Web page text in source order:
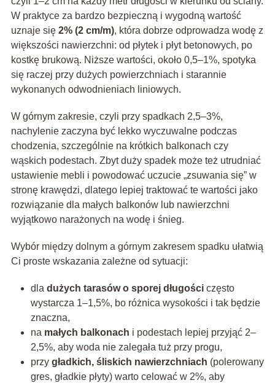
W praktyce za bardzo bezpieczną i wygodną wartość
uznaje się 2% (2 cm/m), która dobrze odprowadza wodę z
większości nawierzchni: od płytek i płyt betonowych, po
kostkę brukową. Niższe wartości, około 0,5–1%, spotyka
się raczej przy dużych powierzchniach i starannie
wykonanych odwodnieniach liniowych.
W górnym zakresie, czyli przy spadkach 2,5–3%,
nachylenie zaczyna być lekko wyczuwalne podczas
chodzenia, szczególnie na krótkich balkonach czy
wąskich podestach. Zbyt duży spadek może też utrudniać
ustawienie mebli i powodować uczucie „zsuwania się” w
stronę krawędzi, dlatego lepiej traktować te wartości jako
rozwiązanie dla małych balkonów lub nawierzchni
wyjątkowo narażonych na wodę i śnieg.
Wybór między dolnym a górnym zakresem spadku ułatwią
Ci proste wskazania zależne od sytuacji:
dla dużych tarasów o sporej długościczęsto
wystarcza 1–1,5%, bo różnica wysokości i tak będzie
znaczna,
na małych balkonach i podestach lepiej przyjąć 2–
2,5%, aby woda nie zalegała tuż przy progu,
przy gładkich, śliskich nawierzchniach (polerowany
gres, gładkie płyty) warto celować w 2%, aby